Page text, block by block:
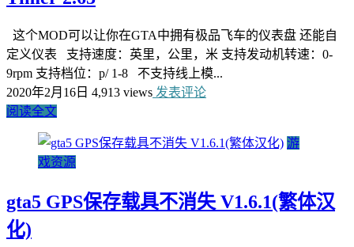
这个MOD可以让你在GTA中拥有极品飞车的仪表盘 还能自
定义仪表 支持速度：英里，公里，米 支持发动机转速：0-
9rpm 支持档位：p/ 1-8 不支持线上模...
2020年2月16日 4,913 views 发表评论
阅读全文
游
戏资源
gta5 GPS保存载具不消失 V1.6.1(繁体汉
化)